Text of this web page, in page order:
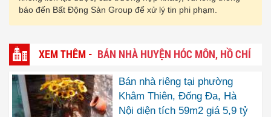
báo đến Bất Động Sản Group để xử lý tin phi phạm.
XEM THÊM - BÁN NHÀ HUYỆN HÓC MÔN, HỒ CHÍ
MINH
Bán nhà riêng tại phường
Khâm Thiên, Đống Đa, Hà
Nội diện tích 59m2 giá 5,9 tỷ